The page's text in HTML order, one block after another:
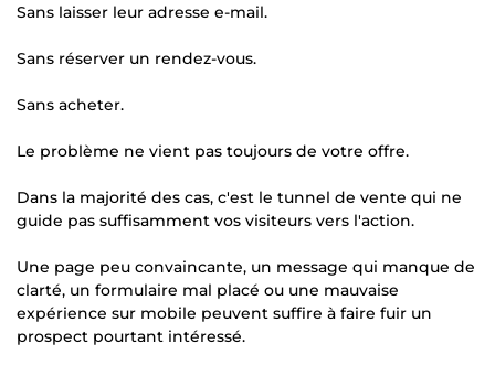
Sans laisser leur adresse e-mail.
Sans réserver un rendez-vous.
Sans acheter.
Le problème ne vient pas toujours de votre offre.
Dans la majorité des cas, c'est le tunnel de vente qui ne
guide pas suffisamment vos visiteurs vers l'action.
Une page peu convaincante, un message qui manque de
clarté, un formulaire mal placé ou une mauvaise
expérience sur mobile peuvent suffire à faire fuir un
prospect pourtant intéressé.